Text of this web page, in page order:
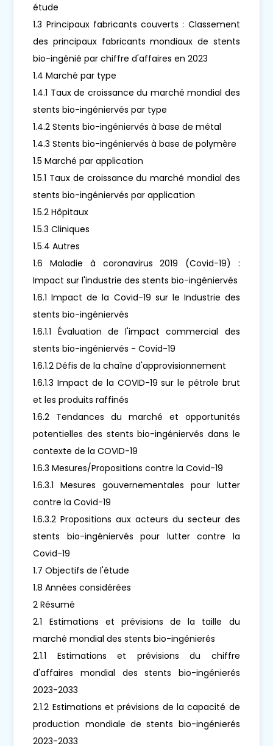
étude
1.3 Principaux fabricants couverts : Classement
des principaux fabricants mondiaux de stents
bio-ingénié par chiffre d'affaires en 2023
1.4 Marché par type
1.4.1 Taux de croissance du marché mondial des
stents bio-ingéniervés par type
1.4.2 Stents bio-ingéniervés à base de métal
1.4.3 Stents bio-ingéniervés à base de polymère
1.5 Marché par application
1.5.1 Taux de croissance du marché mondial des
stents bio-ingéniervés par application
1.5.2 Hôpitaux
1.5.3 Cliniques
1.5.4 Autres
1.6 Maladie à coronavirus 2019 (Covid-19) :
Impact sur l'industrie des stents bio-ingéniervés
1.6.1 Impact de la Covid-19 sur le Industrie des
stents bio-ingéniervés
1.6.1.1 Évaluation de l'impact commercial des
stents bio-ingéniervés - Covid-19
1.6.1.2 Défis de la chaîne d'approvisionnement
1.6.1.3 Impact de la COVID-19 sur le pétrole brut
et les produits raffinés
1.6.2 Tendances du marché et opportunités
potentielles des stents bio-ingéniervés dans le
contexte de la COVID-19
1.6.3 Mesures/Propositions contre la Covid-19
1.6.3.1 Mesures gouvernementales pour lutter
contre la Covid-19
1.6.3.2 Propositions aux acteurs du secteur des
stents bio-ingéniervés pour lutter contre la
Covid-19
1.7 Objectifs de l'étude
1.8 Années considérées
2 Résumé
2.1 Estimations et prévisions de la taille du
marché mondial des stents bio-ingénierés
2.1.1 Estimations et prévisions du chiffre
d'affaires mondial des stents bio-ingénierés
2023-2033
2.1.2 Estimations et prévisions de la capacité de
production mondiale de stents bio-ingénierés
2023-2033